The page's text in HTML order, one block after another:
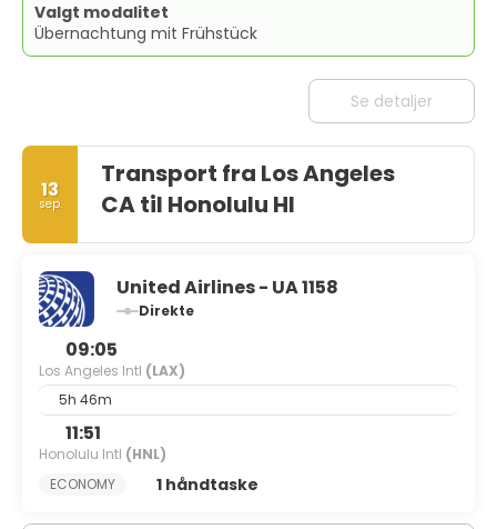
Valgt modalitet
Übernachtung mit Frühstück
Se detaljer
13
sep.
Transport fra Los Angeles
CA til Honolulu HI
United Airlines - UA 1158
Direkte
09:05
Los Angeles Intl (LAX)
5h 46m
11:51
Honolulu Intl (HNL)
ECONOMY
1 håndtaske